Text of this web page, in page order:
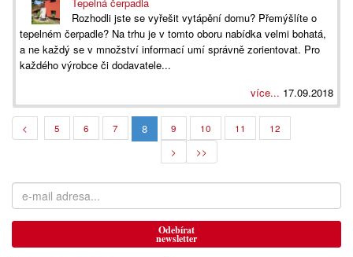
Rozhodli jste se vyřešit vytápění domu? Přemýšlíte o
tepelném čerpadle? Na trhu je v tomto oboru nabídka velmi bohatá,
a ne každý se v množství informací umí správně zorientovat. Pro
každého výrobce či dodavatele...
více... 17.09.2018
< 5 6 7 8 9 10 11
12
>
>>
Odebírat
newsletter